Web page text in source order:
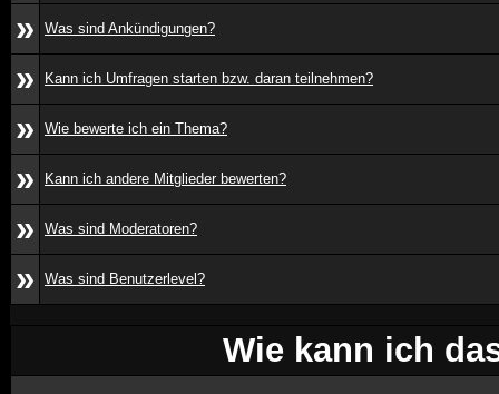
» Was sind Ankündigungen?
» Kann ich Umfragen starten bzw. daran teilnehmen?
» Wie bewerte ich ein Thema?
» Kann ich andere Mitglieder bewerten?
» Was sind Moderatoren?
» Was sind Benutzerlevel?
Wie kann ich